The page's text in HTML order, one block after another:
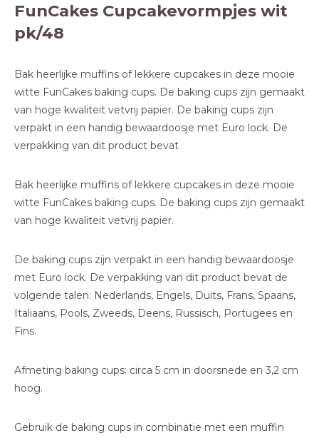
FunCakes Cupcakevormpjes wit
pk/48
Bak heerlijke muffins of lekkere cupcakes in deze mooie
witte FunCakes baking cups. De baking cups zijn gemaakt
van hoge kwaliteit vetvrij papier. De baking cups zijn
verpakt in een handig bewaardoosje met Euro lock. De
verpakking van dit product bevat
Bak heerlijke muffins of lekkere cupcakes in deze mooie
witte FunCakes baking cups. De baking cups zijn gemaakt
van hoge kwaliteit vetvrij papier.
De baking cups zijn verpakt in een handig bewaardoosje
met Euro lock. De verpakking van dit product bevat de
volgende talen: Nederlands, Engels, Duits, Frans, Spaans,
Italiaans, Pools, Zweeds, Deens, Russisch, Portugees en
Fins.
Afmeting baking cups: circa 5 cm in doorsnede en 3,2 cm
hoog.
Gebruik de baking cups in combinatie met een muffin